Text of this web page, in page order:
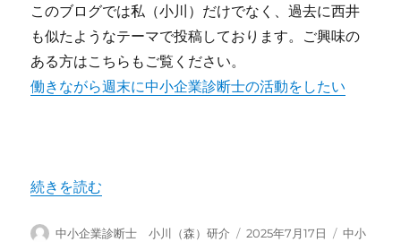
このブログでは私（小川）だけでなく、過去に西井
も似たようなテーマで投稿しております。ご興味の
ある方はこちらもご覧ください。
働きながら週末に中小企業診断士の活動をしたい
“「副業/複業」としての中小企業診断士” の
続きを読む
投
中小企業診断士 小川（森）研介
投
2025年7月17日
カ
中小